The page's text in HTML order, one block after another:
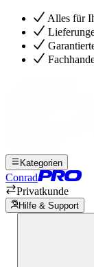
Alles für
Kategorien
Conrad
Privatkunde
Hilfe & Support